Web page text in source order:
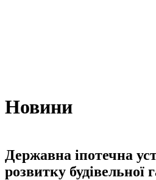
Новини
Державна іпотечна
розвитку будівельної